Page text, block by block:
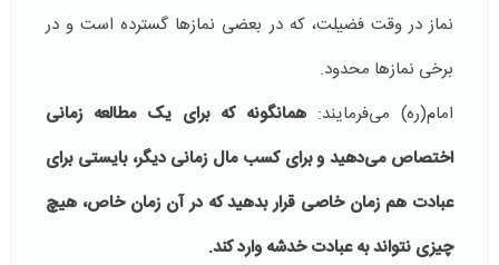
نماز در وقت فضیلت، که در بعضی نمازها گسترده است و در
برخی نمازها محدود.
امام(ره) می‌فرمایند: همانگونه که برای یک مطالعه زمانی
اختصاص می‌دهید و برای کسب مال زمانی دیگر، بایستی برای
عبادت هم زمان خاصی قرار بدهید که در آن زمان خاص، هیچ
چیزی نتواند به عبادت خدشه وارد کند.